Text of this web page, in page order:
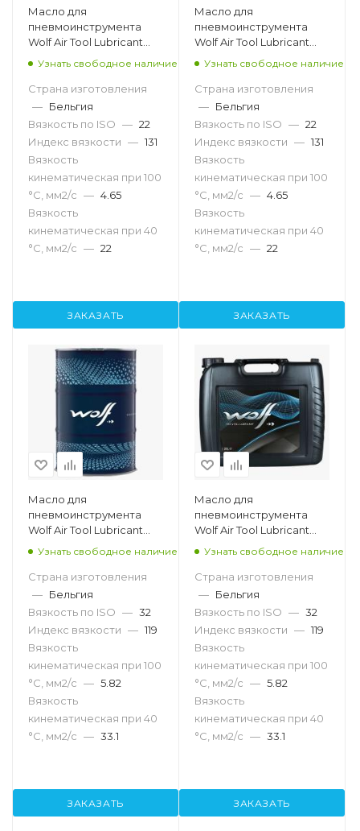
Масло для
пневмоинструмента
Wolf Air Tool Lubricant
Узнать свободное наличие
Страна изготовления
— Бельгия
Вязкость по ISO — 22
Индекс вязкости — 131
Вязкость
кинематическая при 100
°С, мм2/с — 4.65
Вязкость
кинематическая при 40
°С, мм2/с — 22
ЗАКАЗАТЬ
Масло для
пневмоинструмента
Wolf Air Tool Lubricant
Узнать свободное наличие
Страна изготовления
— Бельгия
Вязкость по ISO — 22
Индекс вязкости — 131
Вязкость
кинематическая при 100
°С, мм2/с — 4.65
Вязкость
кинематическая при 40
°С, мм2/с — 22
ЗАКАЗАТЬ
Масло для
пневмоинструмента
Wolf Air Tool Lubricant
Узнать свободное наличие
Страна изготовления
— Бельгия
Вязкость по ISO — 32
Индекс вязкости — 119
Вязкость
кинематическая при 100
°С, мм2/с — 5.82
Вязкость
кинематическая при 40
°С, мм2/с — 33.1
ЗАКАЗАТЬ
Масло для
пневмоинструмента
Wolf Air Tool Lubricant
Узнать свободное наличие
Страна изготовления
— Бельгия
Вязкость по ISO — 32
Индекс вязкости — 119
Вязкость
кинематическая при 100
°С, мм2/с — 5.82
Вязкость
кинематическая при 40
°С, мм2/с — 33.1
ЗАКАЗАТЬ